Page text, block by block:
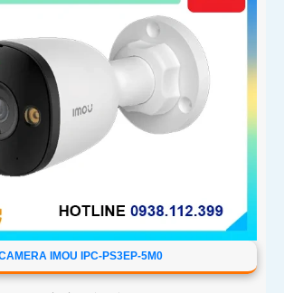
IMOU IPC-PS3EP-5M0